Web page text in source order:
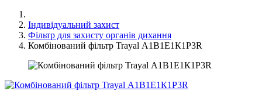
Індивідуальний захист
Фільтр для захисту органів дихання
Комбінований фільтр Trayal А1В1Е1К1Р3R